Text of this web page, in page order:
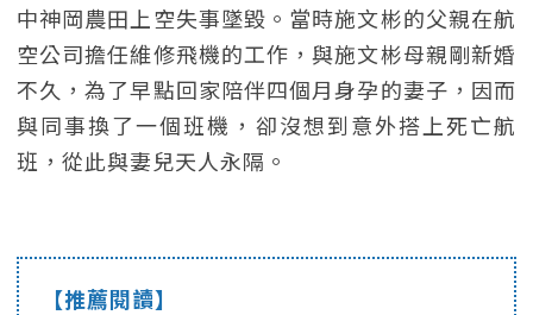
中神岡農田上空失事墜毀。當時施文彬的父親在航
空公司擔任維修飛機的工作，與施文彬母親剛新婚
不久，為了早點回家陪伴四個月身孕的妻子，因而
與同事換了一個班機，卻沒想到意外搭上死亡航
班，從此與妻兒天人永隔。
【推薦閱讀】